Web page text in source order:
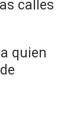
calles
quien